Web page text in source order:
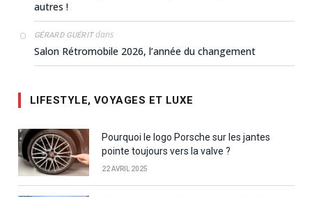
autres !
GÉRARD GUÉRITdans
Salon Rétromobile 2026, l’année du changement
LIFESTYLE, VOYAGES ET LUXE
Pourquoi le logo Porsche sur les jantes
pointe toujours vers la valve ?
22 AVRIL 2025